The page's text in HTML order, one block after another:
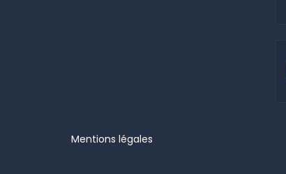
Mentions légales